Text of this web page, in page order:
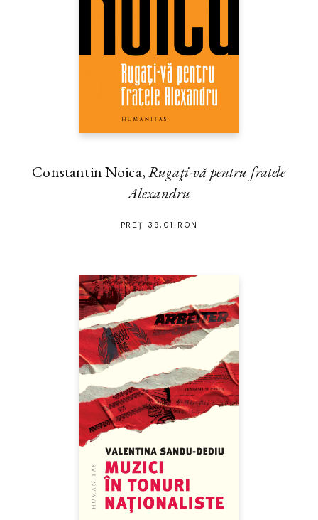
Constantin Noica,Rugaţi-vă pentru fratele
Alexandru
PREȚ 39.01 RON